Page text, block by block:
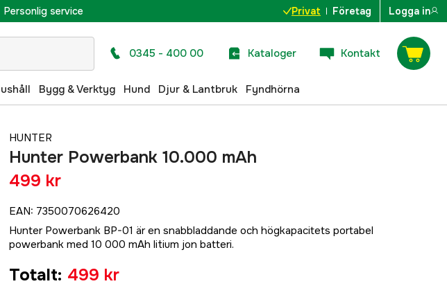
Personlig service Privat Företag Logga in
0345 - 400 00 Kataloger Kontakt
Bygg & Verktyg Hund Djur & Lantbruk Fyndhörna
HUNTER
Hunter Powerbank 10.000 mAh
499 kr
EAN: 7350070626420
Hunter Powerbank BP-01 är en snabbladdande och högkapacitets portabel
powerbank med 10 000 mAh litium jon batteri.
Totalt: 499 kr